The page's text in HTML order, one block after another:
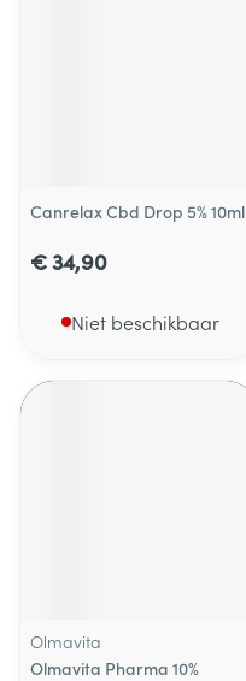
Canrelax Cbd Drop 5% 10ml
€ 34,90
Niet beschikbaar
Olmavita
Olmavita Pharma 10%